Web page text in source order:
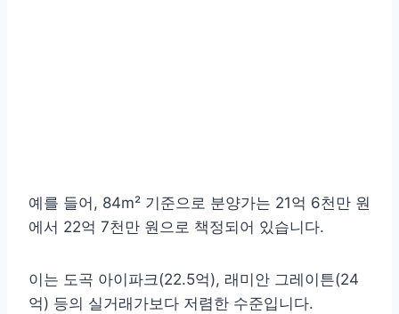
예를 들어, 84m² 기준으로 분양가는 21억 6천만 원
에서 22억 7천만 원으로 책정되어 있습니다.
이는 도곡 아이파크(22.5억), 래미안 그레이튼(24
억) 등의 실거래가보다 저렴한 수준입니다.